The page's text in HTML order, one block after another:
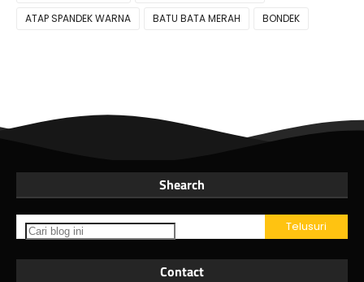
ATAP SPANDEK WARNA
BATU BATA MERAH BONDEK
Shearch
Contact